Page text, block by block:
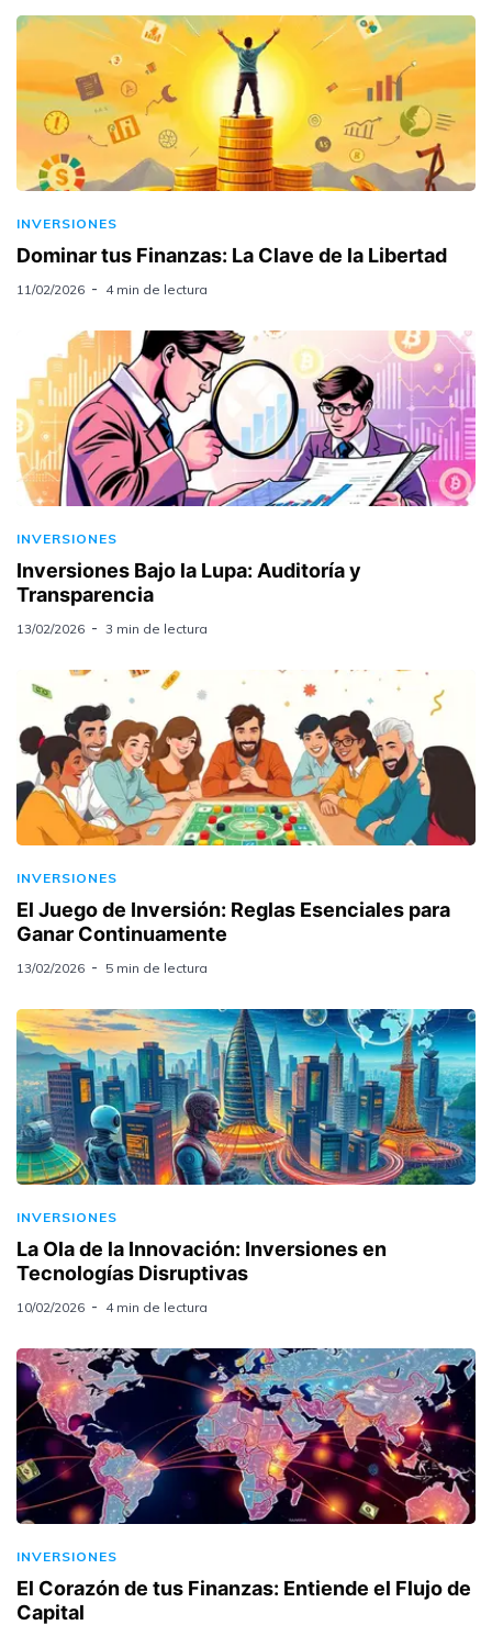
INVERSIONES
Dominar tus Finanzas: La Clave de la Libertad
11/02/2026 4 min de lectura
INVERSIONES
Inversiones Bajo la Lupa: Auditoría y
Transparencia
13/02/2026 3 min de lectura
INVERSIONES
El Juego de Inversión: Reglas Esenciales para
Ganar Continuamente
13/02/2026 5 min de lectura
INVERSIONES
La Ola de la Innovación: Inversiones en
Tecnologías Disruptivas
10/02/2026 4 min de lectura
INVERSIONES
El Corazón de tus Finanzas: Entiende el Flujo de
Capital